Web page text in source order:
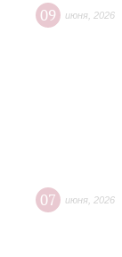
09 июня 2026
07 июня 2026